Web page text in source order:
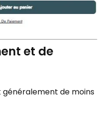
et de
de moins